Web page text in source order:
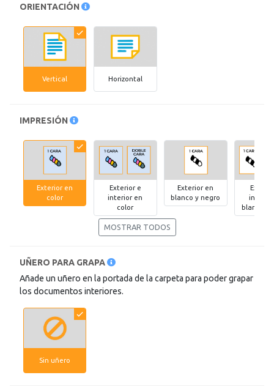
ORIENTACIÓN
Vertical Horizontal
IMPRESIÓN
Exterior en
color
Exterior e
interior en
color
Exterior en
blanco y negro
interior
blanco y
MOSTRAR TODOS
UÑERO PARA GRAPA
Añade un uñero en la portada de la carpeta para poder grapar
los documentos interiores.
Sin uñero